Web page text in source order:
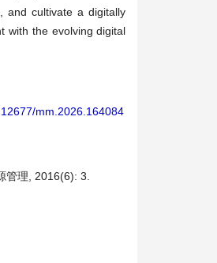
and cultivate a digitally
with the evolving digital
mm.2026.164084
理, 2016(6): 3.